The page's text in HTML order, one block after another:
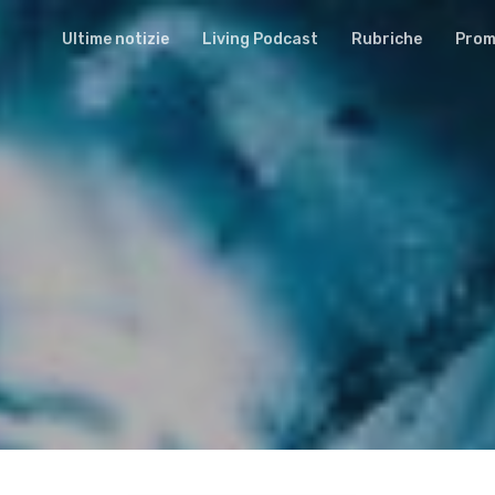
Ultime notizie Living Podcast Rubriche